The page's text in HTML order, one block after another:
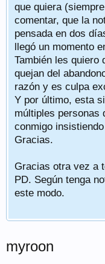
que quiera
comentar, que la
pensada en dos
llegó un momento
También les quiero
quejan del
razón y es culpa
Y por último, esta
múltiples personas
conmigo
Gracias.
Gracias otra vez a
PD. Según tenga
este modo.
myroon